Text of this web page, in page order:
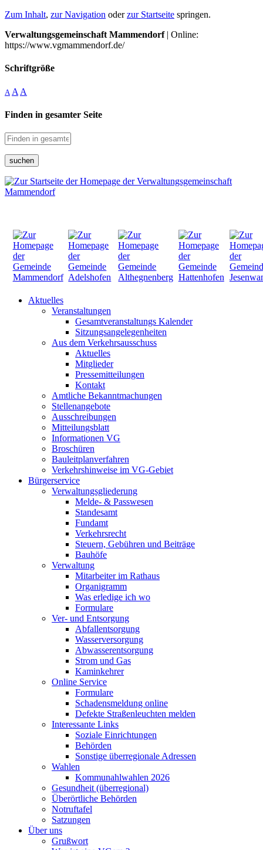
Zum Inhalt, zur Navigation oderzur Startseite springen.
Verwaltungsgemeinschaft Mammendorf| Online:
https://www.vgmammendorf.de/
Schriftgröße
A A A
Finden in gesamter Seite
suchen
Aktuelles
Veranstaltungen
Gesamtveranstaltungs Kalender
Sitzungsangelegenheiten
Aus dem Verkehrsausschuss
Aktuelles
Mitglieder
Pressemitteilungen
Kontakt
Amtliche Bekanntmachungen
Stellenangebote
Ausschreibungen
Mitteilungsblatt
Informationen VG
Broschüren
Bauleitplanverfahren
Verkehrshinweise im VG-Gebiet
Bürgerservice
Verwaltungsgliederung
Melde- & Passwesen
Standesamt
Fundamt
Verkehrsrecht
Steuern, Gebühren und Beiträge
Bauhöfe
Verwaltung
Mitarbeiter im Rathaus
Organigramm
Was erledige ich wo
Formulare
Ver- und Entsorgung
Abfallentsorgung
Wasserversorgung
Abwasserentsorgung
Strom und Gas
Kaminkehrer
Online Service
Formulare
Schadensmeldung online
Defekte Straßenleuchten melden
Interessante Links
Soziale Einrichtungen
Behörden
Sonstige überregionale Adressen
Wahlen
Kommunahlwahlen 2026
Gesundheit (überregional)
Überörtliche Behörden
Notruftafel
Satzungen
Über uns
Grußwort